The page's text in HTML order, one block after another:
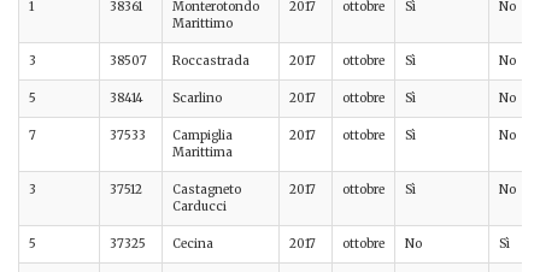
1 38361
Monterotondo
Marittimo
2017 ottobre Sì No
3 38507 Roccastrada 2017 ottobre Sì No
5 38414 Scarlino 2017 ottobre Sì No
7 37533
Campiglia
Marittima
2017 ottobre Sì No
3 37512
Castagneto
Carducci
2017 ottobre Sì No
5 37325 Cecina 2017 ottobre No Sì